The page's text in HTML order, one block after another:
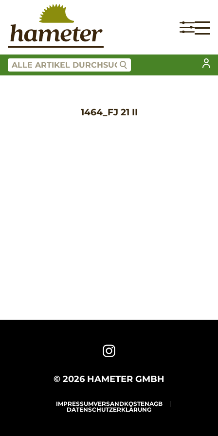
1464_FJ 21 II
© 2026 HAMETER GMBH
IMPRESSUMVERSANDKOSTENAGB
DATENSCHUTZERKLÄRUNG